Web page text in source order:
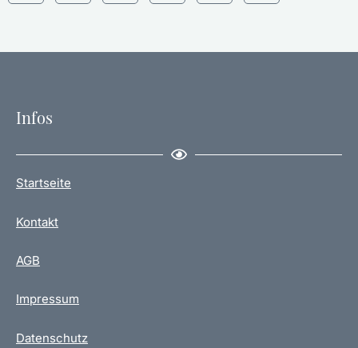
Infos
Startseite
Kontakt
AGB
Impressum
Datenschutz